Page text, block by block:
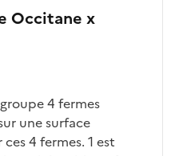
Occitane x
4 fermes
une surface
4 fermes. 1 est